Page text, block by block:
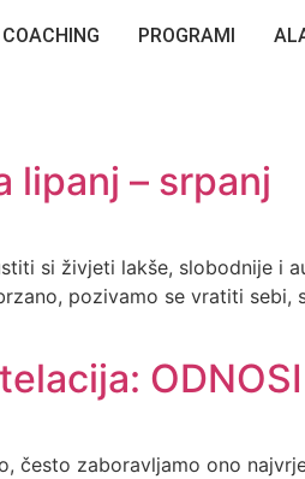
COACHING PROGRAMI
lipanj – srpanj
si živjeti lakše, slobodnije i
pozivamo se vratiti
ODNOSI
često zaboravljamo ono